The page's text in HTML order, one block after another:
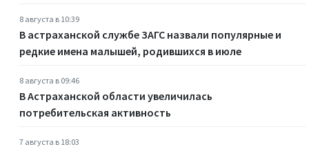
8 августа в 10:39
В астраханской службе ЗАГС назвали популярные и
редкие имена малышей, родившихся в июле
8 августа в 09:46
В Астраханской области увеличилась
потребительская активность
7 августа в 18:03